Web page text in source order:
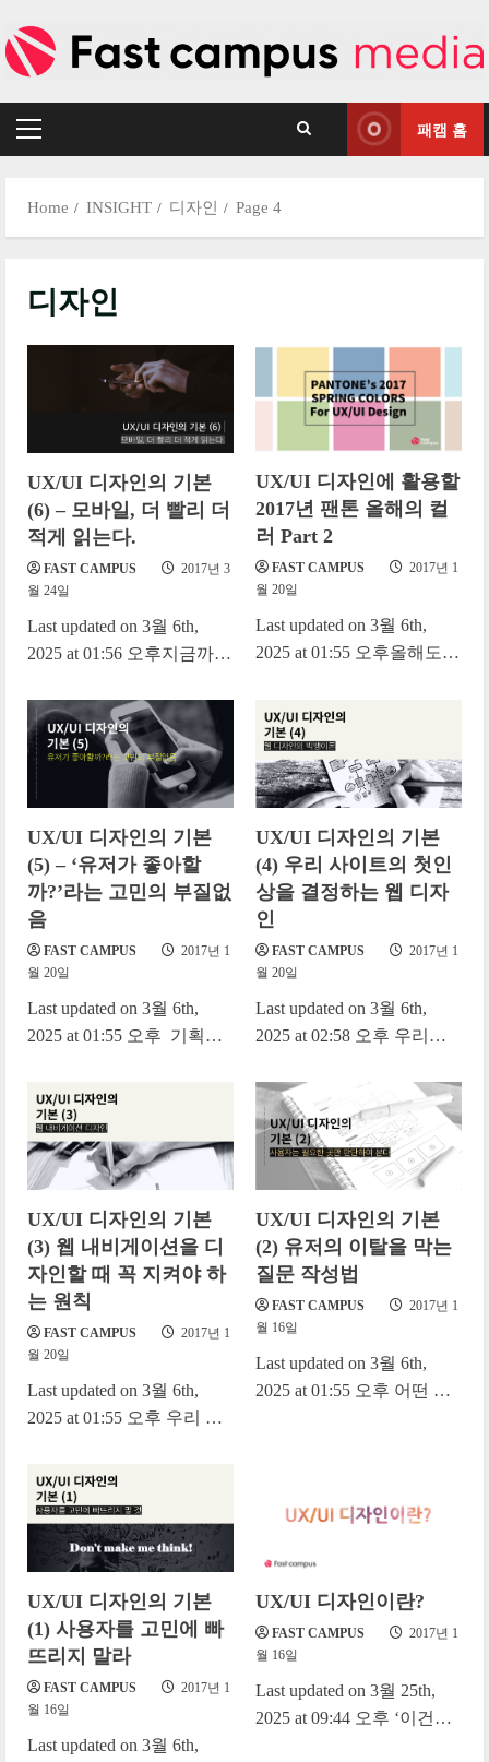
to
content
Primary
패캠 홈
Home INSIGHT 디자인 Page 4
디자인
UX/UI 디자인의 기본
(6) – 모바일, 더 빨리 더
적게 읽는다.
FAST CAMPUS
2017년 3
월 24일
Last updated on 3월 6th,
2025 at 01:56 오후지금까지
사용성을 높이기 위한
UX/UI 디자인의...
UX/UI 디자인에 활용할
2017년 팬톤 올해의 컬
러 Part 2
FAST CAMPUS
2017년 1
월 20일
Last updated on 3월 6th,
2025 at 01:55 오후올해도
컬러’를 발표했습니다.
2017년 한 해,...
UX/UI 디자인의 기본
(5) – ‘유저가 좋아할
까?’라는 고민의 부질없
음
FAST CAMPUS
2017년 1
월 20일
Last updated on 3월 6th,
2025 at 01:55 오후 기획부
충분한 시간이 있었던 것...
UX/UI 디자인의 기본
(4) 우리 사이트의 첫인
상을 결정하는 웹 디자
인
FAST CAMPUS
2017년 1
월 20일
Last updated on 3월 6th,
2025 at 02:58 오후 우리는
니다. 정교하게 나의 관심
사를...
UX/UI 디자인의 기본
(3) 웹 내비게이션을 디
자인할 때 꼭 지켜야 하
는 원칙
FAST CAMPUS
2017년 1
월 20일
Last updated on 3월 6th,
2025 at 01:55 오후 우리 사
하는 이유는 무엇일까요?
유저가...
UX/UI 디자인의 기본
(2) 유저의 이탈을 막는
질문 작성법
FAST CAMPUS
2017년 1
월 16일
Last updated on 3월 6th,
2025 at 01:55 오후 어떤 서
UX/UI 디자인의 기본
(1) 사용자를 고민에 빠
뜨리지 말라
FAST CAMPUS
2017년 1
월 16일
Last updated on 3월 6th,
UX/UI 디자인이란?
FAST CAMPUS
2017년 1
월 16일
Last updated on 3월 25th,
2025 at 09:44 오후 ‘이건